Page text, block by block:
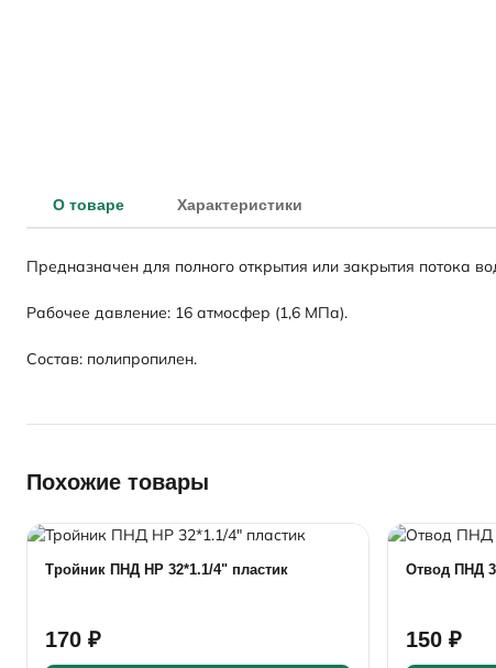
О товаре Характеристики
Предназначен для полного открытия или закрытия потока
Рабочее давление: 16 атмосфер (1,6 МПа).
Состав: полипропилен.
Похожие товары
Тройник ПНД НР 32*1.1/4" пластик
170 ₽
Отвод ПНД
150 ₽